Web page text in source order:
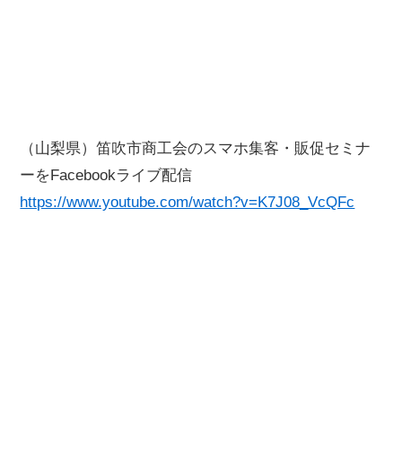
（山梨県）笛吹市商工会のスマホ集客・販促セミナ
ーをFacebookライブ配信
https://www.youtube.com/watch?v=K7J08_VcQFc